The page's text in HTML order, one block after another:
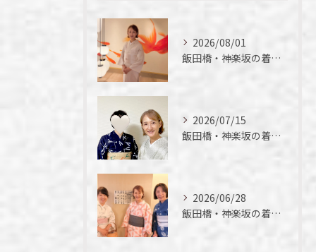
2026/08/01
飯田橋・神楽坂の着付け教室｜夏の着物の魅力
2026/07/15
飯田橋・神楽坂の着付け教室｜短期間でここまでできる！徒さん実例ご紹介
2026/06/28
飯田橋・神楽坂の着付け教室｜今年初の浴衣、落語を楽しんできました